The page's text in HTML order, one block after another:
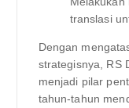
translasi
Dengan
strategisnya, RS
menjadi pilar
tahun-tahun